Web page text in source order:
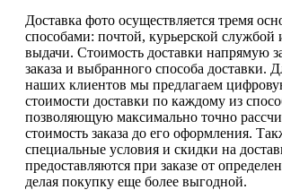
Доставка фото осуществляется тремя
способами: почтой, курьерской службой
выдачи. Стоимость доставки напрямую
заказа и выбранного способа доставки.
наших клиентов мы предлагаем
стоимости доставки по каждому из
позволяющую максимально точно
стоимость заказа до его оформления.
специальные условия и скидки на
предоставляются при заказе от
делая покупку еще более выгодной.